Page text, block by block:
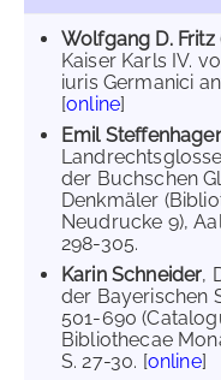
Wolfgang D. Fritz
Kaiser Karls IV.
iuris Germanici
[online]
Emil
der Buchschen
Denkmäler
Neudrucke 9),
298-305.
Karin Schneider,
der Bayerischen
501-690
Bibliothecae
S. 27-30. [online]